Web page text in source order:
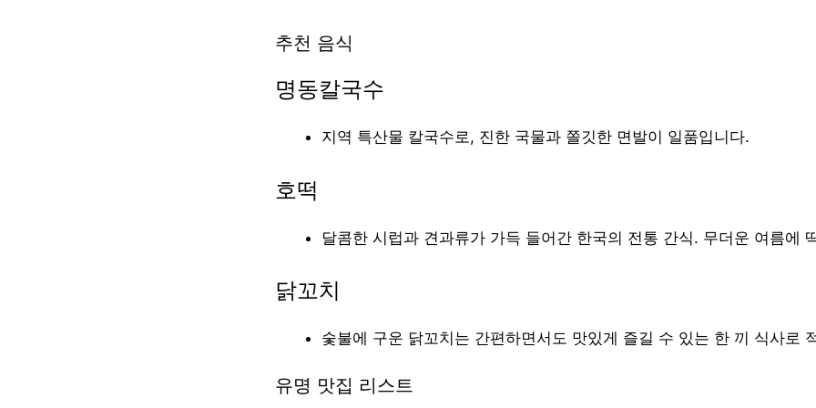
추천 음식
명동칼국수
지역 특산물 칼국수로, 진한 국물과 쫄깃한 면발이 일품입니다.
호떡
달콤한 시럽과 견과류가 가득 들어간 한국의 전통 간식. 무더운 여름에
닭꼬치
숯불에 구운 닭꼬치는 간편하면서도 맛있게 즐길 수 있는 한 끼 식사로
유명 맛집 리스트